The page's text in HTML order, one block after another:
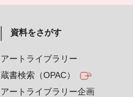
資料をさがす
アートライブラリー
蔵書検索（OPAC）
アートライブラリー企画